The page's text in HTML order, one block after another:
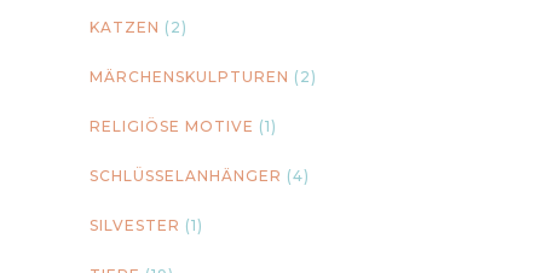
KATZEN (2)
MÄRCHENSKULPTUREN (2)
RELIGIÖSE MOTIVE (1)
SCHLÜSSELANHÄNGER (4)
SILVESTER (1)